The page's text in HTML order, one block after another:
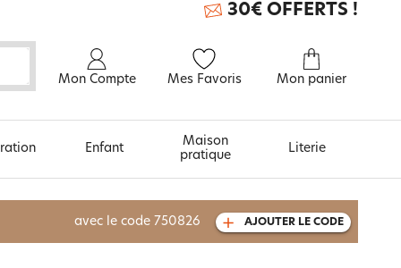
Mon Compte Mes Favoris Mon panier
30€ OFFERTS !
À découvrir aussi
Enfant
Maison
pratique
Literie
avec le code 750826 AJOUTER LE CODE